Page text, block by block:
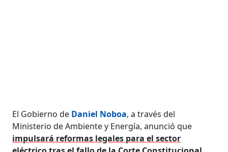
El Gobierno de Daniel Noboa, a través del
Ministerio de Ambiente y Energía, anunció que
impulsará reformas legales para el sector